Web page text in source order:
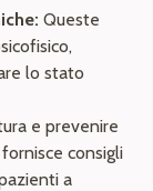
Queste
lo stato
e prevenire
consigli
a